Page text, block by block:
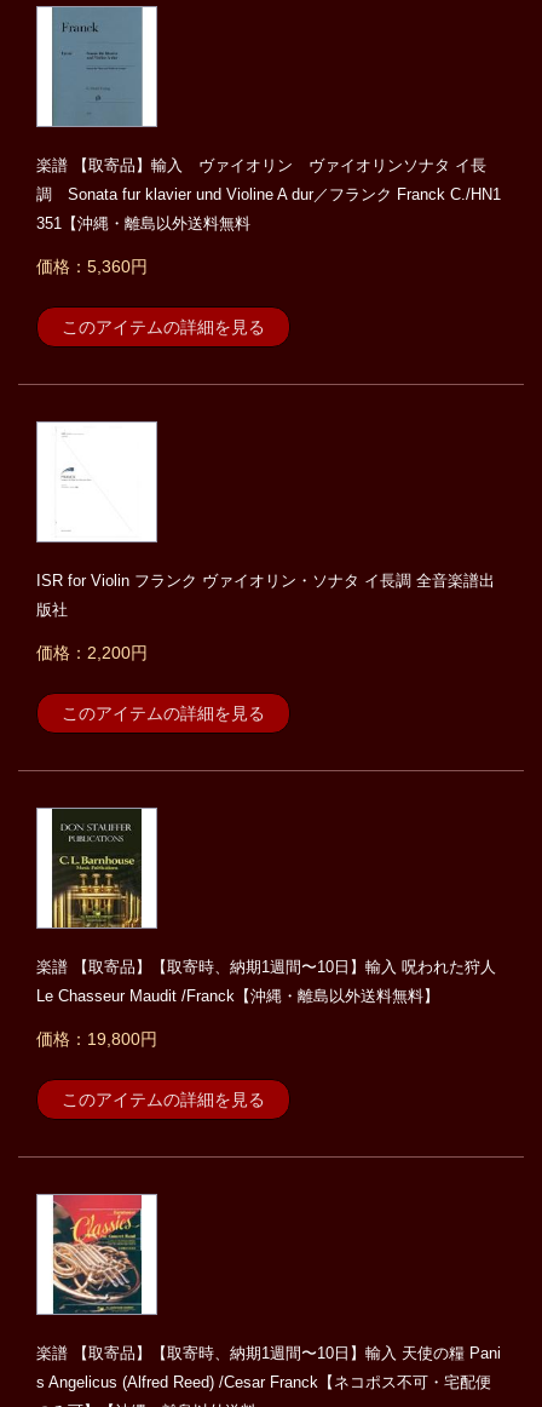
楽譜 【取寄品】輸入 ヴァイオリン ヴァイオリンソナタ イ長
調 Sonata fur klavier und Violine A dur／フランク Franck C./HN1
351【沖縄・離島以外送料無料
価格：5,360円
このアイテムの詳細を見る
ISR for Violin フランク ヴァイオリン・ソナタ イ長調 全音楽譜出
版社
価格：2,200円
このアイテムの詳細を見る
楽譜 【取寄品】【取寄時、納期1週間〜10日】輸入 呪われた狩人
Le Chasseur Maudit /Franck【沖縄・離島以外送料無料】
価格：19,800円
このアイテムの詳細を見る
楽譜 【取寄品】【取寄時、納期1週間〜10日】輸入 天使の糧 Pani
s Angelicus (Alfred Reed) /Cesar Franck【ネコポス不可・宅配便